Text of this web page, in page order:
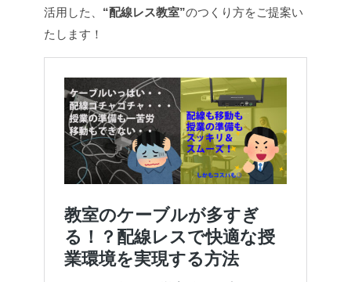
活用した、 “配線レス教室”のつくり方をご提案い
たします！